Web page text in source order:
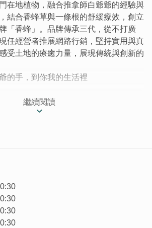
在地植物，融合推拿師白爺爺的經驗與
結合香蜂草與一條根的舒緩療效，創立
「香蜂」。品牌傳承三代，從不打廣
任經營者推展網路行銷，堅持實用與真
受土地的療癒力量，展現傳統與創新的
的手，到你我的生活裡
繼續閱讀